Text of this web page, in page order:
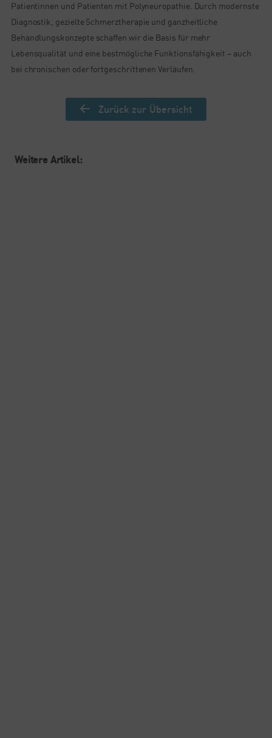
Patientinnen und Patienten mit Polyneuropathie. Durch modernste
Diagnostik, gezielte Schmerztherapie und ganzheitliche
Behandlungskonzepte schaffen wir die Basis für mehr
Lebensqualität und eine bestmögliche Funktionsfähigkeit – auch
bei chronischen oder fortgeschrittenen Verläufen.
Zurück zur Übersicht
Weitere Artikel: